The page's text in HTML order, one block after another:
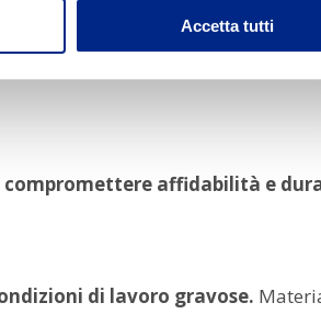
Accetta tutti
Un motore efficiente consente di:
affidabilità e
di lavoro gravose.